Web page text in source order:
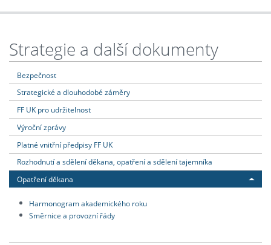
Strategie a další dokumenty
Bezpečnost
Strategické a dlouhodobé záměry
FF UK pro udržitelnost
Výroční zprávy
Platné vnitřní předpisy FF UK
Rozhodnutí a sdělení děkana, opatření a sdělení tajemníka
Opatření děkana
Harmonogram akademického roku
Směrnice a provozní řády